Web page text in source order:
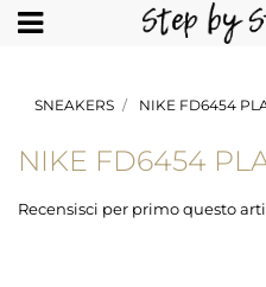
Open
SNEAKERS NIKE FD6454
NIKE FD6454
Recensisci per primo questo